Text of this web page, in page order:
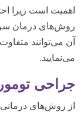
اهمیت است زیرا
روش‌های درمان
آن می‌توانند
می‌نمایید.
جراحی
از روش‌های